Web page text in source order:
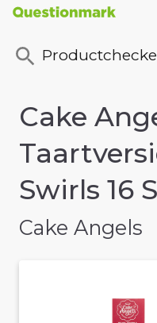
Cake
Swirls 16
Cake Angels